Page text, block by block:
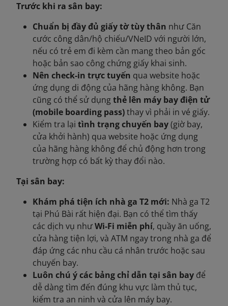
Trước khi ra sân bay:
Chuẩn bị đầy đủ giấy tờ tùy thân như Căn
cước công dân/hộ chiếu/VNeID với người lớn,
nếu có trẻ em đi kèm cần mang theo bản gốc
hoặc bản sao công chứng giấy khai sinh.
Nên check-in trực tuyến qua website hoặc
ứng dụng di động của hãng hàng không. Bạn
cũng có thể sử dụngthẻ lên máy bay điện tử
(mobile boarding pass)thay vì phải in vé giấy.
Kiểm tra lại tình trạng chuyến bay(giờ bay,
cửa khởi hành) qua website hoặc ứng dụng
của hãng hàng không để chủ động hơn trong
trường hợp có bất kỳ thay đổi nào.
Tại sân bay:
Khám phá tiện ích nhà ga T2 mới: Nhà ga T2
tại Phú Bài rất hiện đại. Bạn có thể tìm thấy
các dịch vụ nhưWi-Fi miễn phí, quầy ăn uống,
cửa hàng tiện lợi, và ATM ngay trong nhà ga để
đáp ứng các nhu cầu cá nhân trước hoặc sau
chuyến bay.
Luôn chú ý các bảng chỉ dẫn tại sân bay để
dễ dàng tìm đến đúng khu vực làm thủ tục,
kiểm tra an ninh và cửa lên máy bay.